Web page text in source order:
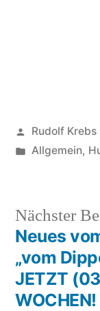
Veröffentlicht
von
Rudolf Krebs
Veröffentlicht
Allgemein,
Nächster
Neues
„vom
JETZT
WOCHEN!